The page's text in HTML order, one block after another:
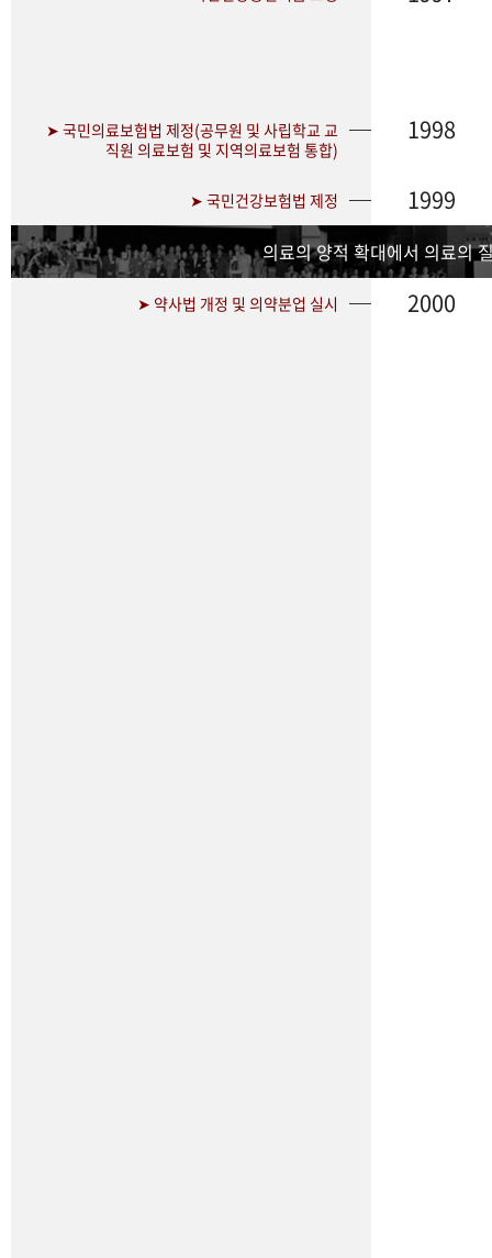
➤ 국민의료보험법 제정(공무원 및 사립학교 교
직원 의료보험 및 지역의료보험 통합)
1998
➤ 국민건강보험법 제정 1999
의료의 양적 확대에서 의료의
➤ 약사법 개정 및 의약분업 실시 2000